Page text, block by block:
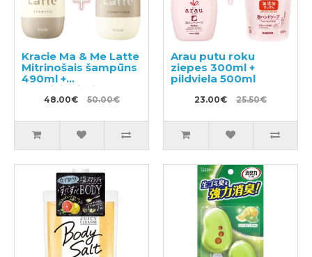
Kracie Ma & Me Latte
Mitrinošais šampūns
490ml +
kondicionieris 490g
48.00€ 50.00€
Arau putu roku
ziepes 300ml +
pildviela 500ml
23.00€ 25.50€